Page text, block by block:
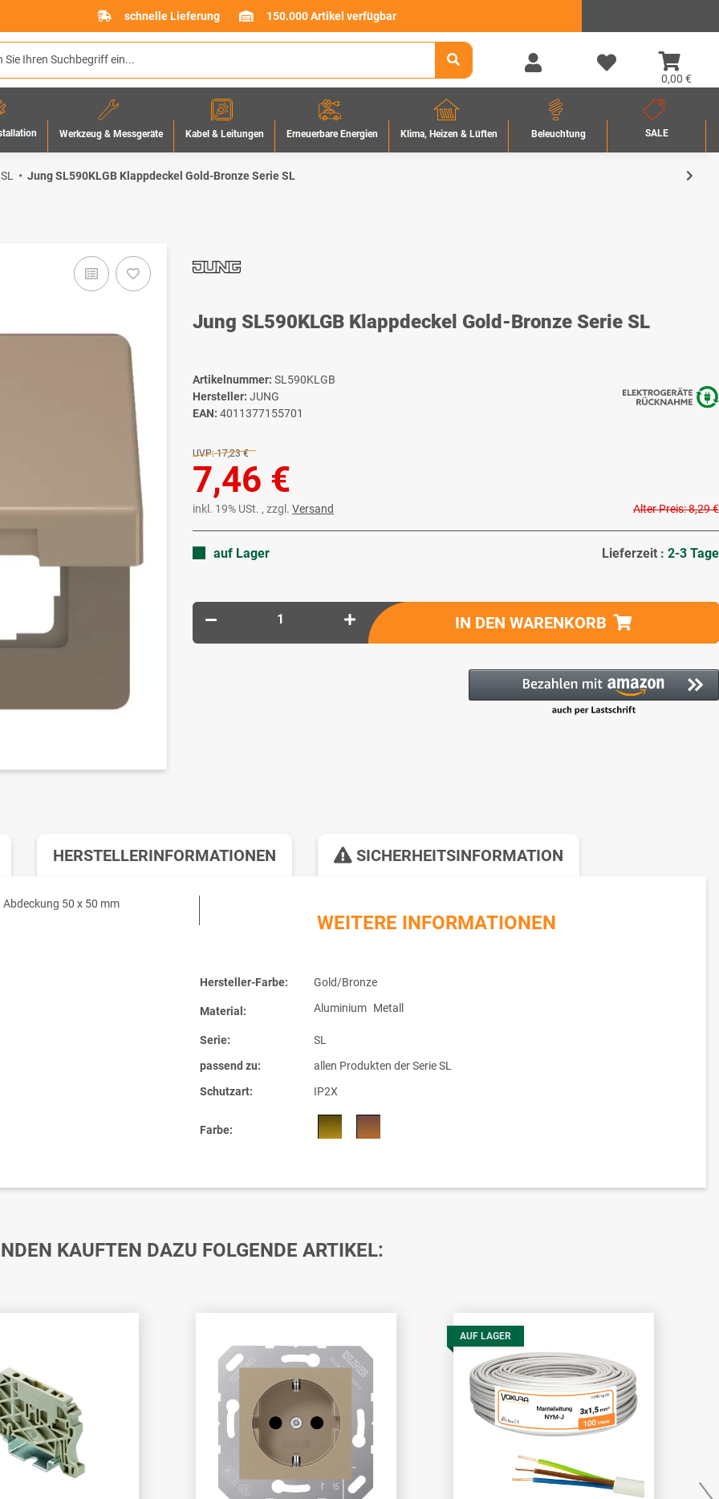
schnelle Lieferung 150.000 Artikel verfügbar
0,00 €
Werkzeug & Messgeräte Kabel & Leitungen Erneuerbare Energien Klima, Heizen & Lüften Beleuchtung SALE
Jung SL590KLGB Klappdeckel Gold-Bronze Serie SL
Jung SL590KLGB Klappdeckel Gold-Bronze Serie SL
Artikelnummer: SL590KLGB
Hersteller: JUNG
EAN: 4011377155701
UVP: 17,23 €
7,46 €
inkl. 19% USt. , zzgl. Versand Alter Preis: 8,29 €
auf Lager Lieferzeit : 2-3 Tage
IN DEN WARENKORB
HERSTELLERINFORMATIONEN SICHERHEITSINFORMATION
50 x 50 mm
WEITERE INFORMATIONEN
Hersteller-Farbe: Gold/Bronze
Material: Aluminium Metall
Serie:
SL
passend zu:
allen Produkten der Serie SL
Schutzart:
IP2X
Farbe:
KAUFTEN DAZU FOLGENDE ARTIKEL:
AUF LAGER